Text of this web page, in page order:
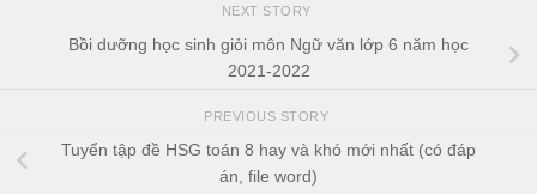
NEXT STORY
Bồi dưỡng học sinh giỏi môn Ngữ văn lớp 6 năm học
2021-2022
PREVIOUS STORY
Tuyển tập đề HSG toán 8 hay và khó mới nhất (có đáp
án, file word)